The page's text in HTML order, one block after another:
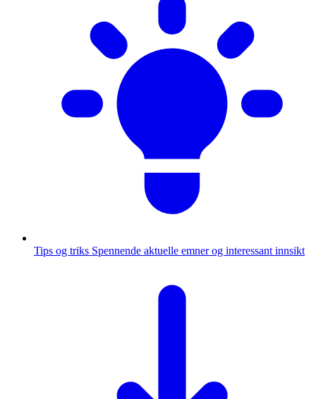
Tips og triks Spennende aktuelle emner og interessant innsikt